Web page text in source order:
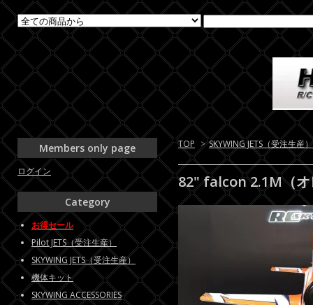
TOP > SKYWING JETS（受注生産）
82" falcon 2.1M（オ
Members only page
ログイン
Category
お得セール
Pilot JETS（受注生産）
SKYWING JETS（受注生産）
機体キット
SKYWING ACCESSORIES